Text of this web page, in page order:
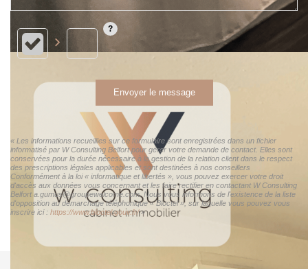
Envoyer le message
« Les informations recueillies sur ce formulaire sont enregistrées dans un fichier
informatisé par W Consulting Belfort pour gérer votre demande de contact. Elles sont
conservées pour la durée nécessaire à la gestion de la relation client dans le respect
des prescriptions légales applicables et sont destinées à nos conseillers
Conformément à la loi « informatique et libertés », vous pouvez exercer votre droit
d'accès aux données vous concernant et les faire rectifier en contactant W Consulting
Belfort a.gumus@groupewelcome.com. Nous vous informons de l'existence de la liste
d'opposition au démarchage téléphonique « Bloctel », sur laquelle vous pouvez vous
inscrire ici : https://www.bloctel.gouv.fr/»